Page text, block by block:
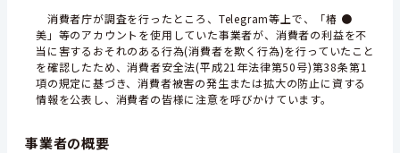
消費者庁が調査を行ったところ、Telegram等上で、「椿 ●
美」等のアカウントを使用していた事業者が、消費者の利益を不
当に害するおそれのある行為(消費者を欺く行為)を行っていたこと
を確認したため、消費者安全法(平成21年法律第50号)第38条第1
項の規定に基づき、消費者被害の発生または拡大の防止に資する
情報を公表し、消費者の皆様に注意を呼びかけています。
事業者の概要